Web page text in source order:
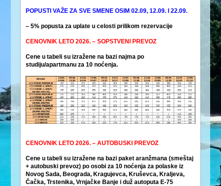
POPUSTI VAŽEZA SVE SMENE OSIM 02.09, 12.09. I 22.09.
– 5% popusta za uplate u celosti prilikom rezervacije
CENOVNIK LETO 2026. – SOPSTVENI PREVOZ
Cene u tabeli su izražene na bazi najma po
studiju/apartmanu za 10 noćenja.
CENOVNIK LETO 2026. – AUTOBUSKI PREVOZ
Cene u tabeli su izražene na bazi paket aranžmana (smeštaj
+ autobuski prevoz) po osobi za 10 noćenja za polaske iz
Novog Sada, Beograda, Kragujevca, Kruševca, Kraljeva,
Čačka, Trstenika, Vrnjačke Banje i duž autoputa E-75